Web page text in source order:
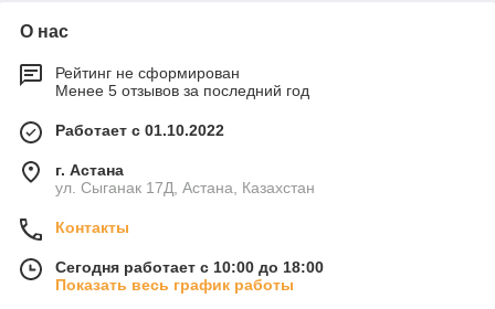
О нас
Рейтинг не сформирован
Менее 5 отзывов за последний год
Работает с 01.10.2022
г. Астана
ул. Сыганак 17Д, Астана, Казахстан
Контакты
Сегодня работает с 10:00 до 18:00
Показать весь график работы